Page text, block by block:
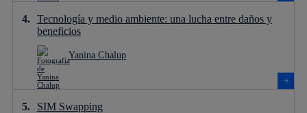
Tecnología y medio ambiente: una lucha entre daños y
beneficios
Yanina Chalup
SIM Swapping